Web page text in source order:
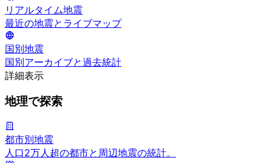
リアルタイム地震
最近の地震とライブマップ
国別地震
国別アーカイブと過去統計
詳細表示
地理で探索
都市別地震
人口2万人超の都市と周辺地震の統計。